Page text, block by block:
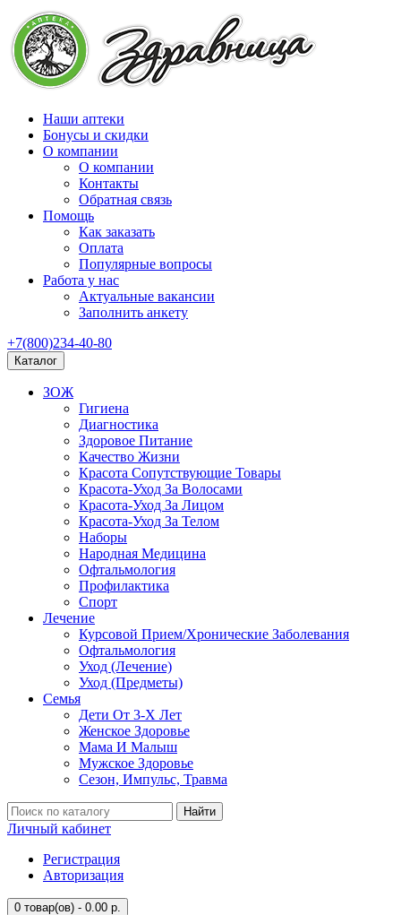
Наши аптеки
Бонусы и скидки
О компании
О компании
Контакты
Обратная связь
Помощь
Как заказать
Оплата
Популярные вопросы
Работа у нас
Актуальные вакансии
Заполнить анкету
+7(800)234-40-80
Каталог
ЗОЖ
Гигиена
Диагностика
Здоровое Питание
Качество Жизни
Красота Сопутствующие Товары
Красота-Уход За Волосами
Красота-Уход За Лицом
Красота-Уход За Телом
Наборы
Народная Медицина
Офтальмология
Профилактика
Спорт
Лечение
Курсовой Прием/Хронические Заболевания
Офтальмология
Уход (Лечение)
Уход (Предметы)
Семья
Дети От 3-Х Лет
Женское Здоровье
Мама И Малыш
Мужское Здоровье
Сезон, Импульс, Травма
Найти
Личный кабинет
Регистрация
Авторизация
0 товар(ов) - 0.00 р.